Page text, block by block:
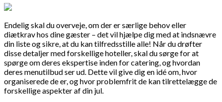
Endelig skal du overveje, om der er særlige behov eller
diætkrav hos dine gæster – det vil hjælpe dig med at indsnævre
din liste og sikre, at du kan tilfredsstille alle! Når du drøfter
disse detaljer med forskellige hoteller, skal du sørge for at
spørge om deres ekspertise inden for catering, og hvordan
deres menutilbud ser ud. Dette vil give dig en idé om, hvor
organiserede de er, og hvor problemfrit de kan tilrettelægge de
forskellige aspekter af din jul.